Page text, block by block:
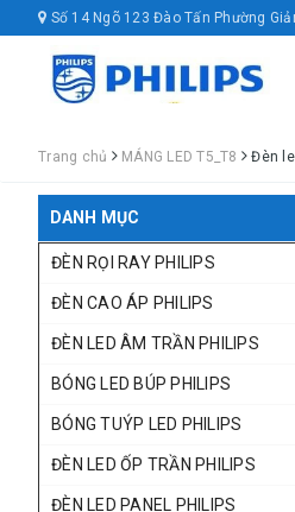
Số 14 Ngõ 123 Đào Tấn Phường
Trang chủ MÁNG LED T5_T8 Đèn
DANH MỤC
ĐÈN RỌI RAY PHILIPS
ĐÈN CAO ÁP PHILIPS
ĐÈN LED ÂM TRẦN PHILIPS
BÓNG LED BÚP PHILIPS
BÓNG TUÝP LED PHILIPS
ĐÈN LED ỐP TRẦN PHILIPS
ĐÈN LED PANEL PHILIPS